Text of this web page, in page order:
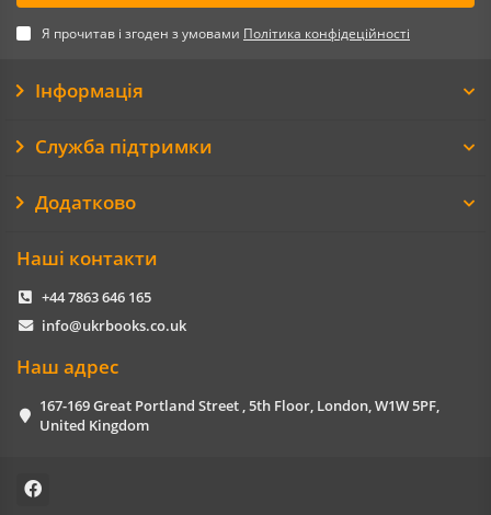
Я прочитав і згоден з умовами Політика конфідеційності
Інформація
Служба підтримки
Додатково
Наші контакти
+44 7863 646 165
info@ukrbooks.co.uk
Наш адрес
167-169 Great Portland Street , 5th Floor, London, W1W 5PF,
United Kingdom